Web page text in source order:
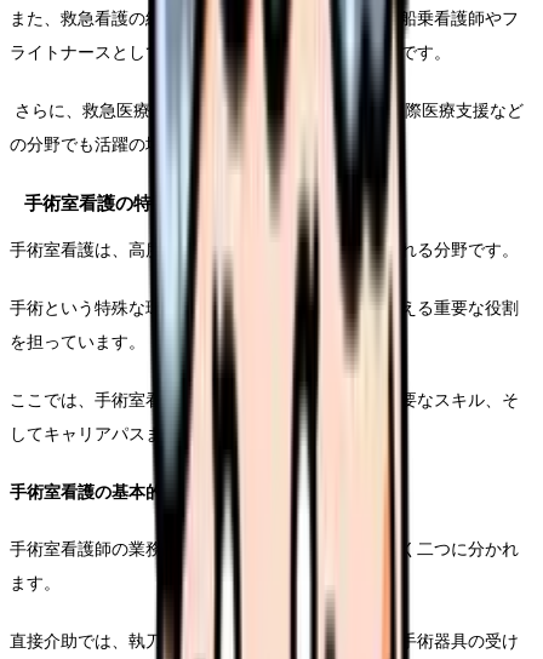
また、救急看護の経験を相談して、ドクターヘリの船乗看護師やフ
ライトナースとしてのキャリアを目指すことも可能です。
さらに、救急医療の知識を相談して、災害医療や国際医療支援など
の分野でも活躍の場がありそうです。
手術室看護の特徴と魅力
手術室看護は、高度な専門性と緻密な技術が求められる分野です。
手術という特殊な環境下で、患者様の生命を直接支える重要な役割
を担っています。
ここでは、手術室看護の具体的な業務内容から、必要なスキル、そ
してキャリアパスまで詳しく解説します。
手術室看護の基本的な業務と役割
手術室看護師の業務は、直接介助と間接介助の大きく二つに分かれ
ます。
直接介助では、執刀医の勝手で手術の補助を行い、手術器具の受け